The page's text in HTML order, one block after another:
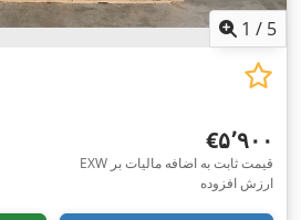
1 / 5
‎€۵٬۹۰۰
EXW قیمت ثابت به اضافه مالیات بر
ارزش افزوده